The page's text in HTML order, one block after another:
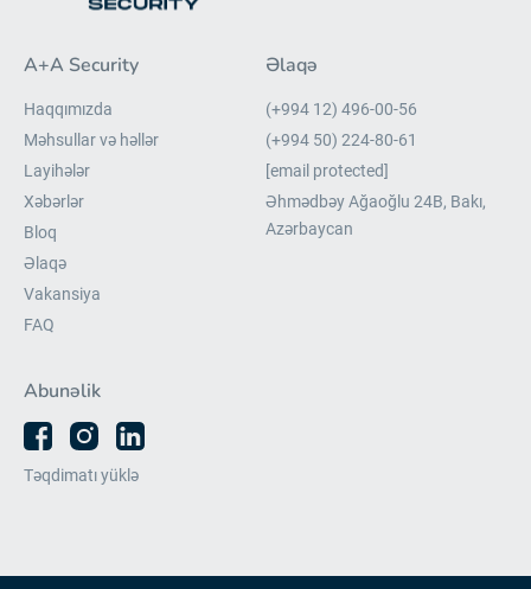
A+A Security
Haqqımızda
Məhsullar və həllər
Layihələr
Xəbərlər
Bloq
Əlaqə
Vakansiya
FAQ
Əlaqə
(+994 12) 496-00-56
(+994 50) 224-80-61
[email protected]
Əhmədbəy Ağaoğlu 24B, Bakı,
Azərbaycan
Abunəlik
Təqdimatı yüklə